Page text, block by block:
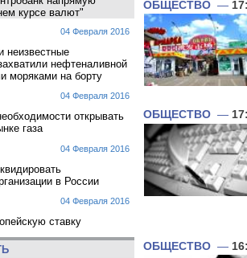
курсе валют"
04 Февраля 2016
неизвестные
нефтеналивной
моряками на борту
04 Февраля 2016
открывать
газа
04 Февраля 2016
в России
04 Февраля 2016
ставку
ОБЩЕСТВО —
ОБЩЕСТВО —
ОБЩЕСТВО —